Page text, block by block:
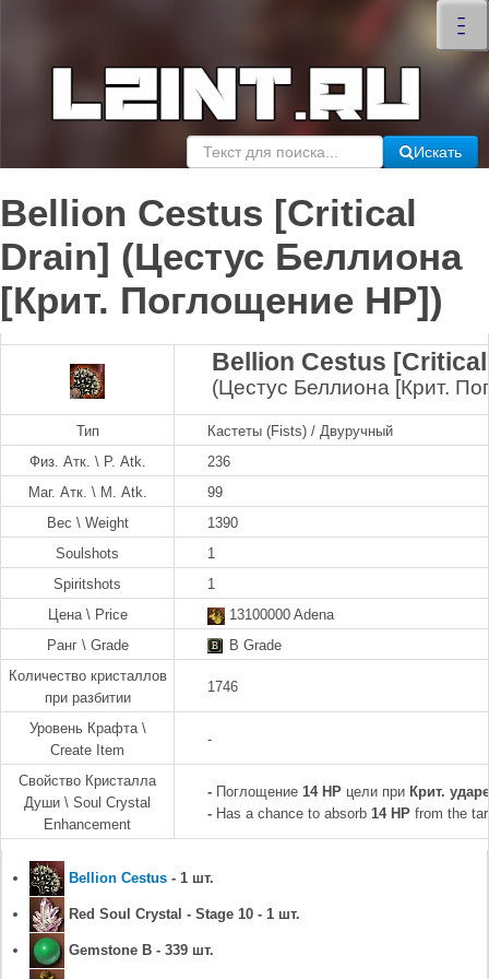
–
–
–
×
Искать
Bellion Cestus [Critical
Drain] (Цестус Беллиона
[Крит. Поглощение HP])
Bellion Cestus
(Цестус Беллиона [Крит.
Тип
Кастеты (Fists) / Двуручный
Физ. Атк. \ P. Atk.
236
Маг. Атк. \ M. Atk.
99
Вес \ Weight
1390
Soulshots
1
Spiritshots
1
Цена \ Price
13100000 Adena
Ранг \ Grade
B Grade
Количество кристаллов
при разбитии
1746
Уровень Крафта \
Create Item
-
Свойство Кристалла
Души \ Soul Crystal
Enhancement
- Поглощение 14 HP цели при Крит. ударе
- Has a chance to absorb 14 HP from the
Bellion Cestus - 1 шт.
Red Soul Crystal - Stage 10 - 1 шт.
Gemstone B - 339 шт.